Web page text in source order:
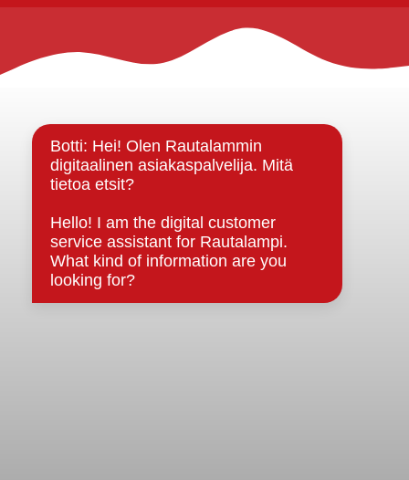
Rautalammin kunta
Strategiat, ohjelmat, ohjeet, suunnitelmat, säännöt ja
sopimukset
Asiakirjajulkisuuskuvaus
Evästeet
Saavutettavuusseloste
Tietosuoja
Tietosuojaselosteet